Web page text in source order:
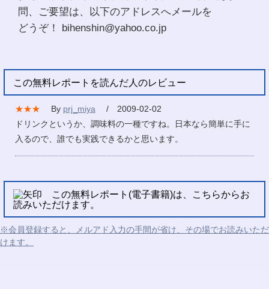
問、ご要望は、以下のアドレスへメールを
どうぞ！ bihenshin@yahoo.co.jp
この無料レポートを読んだ人のレビュー
★★★ By prj_miya
/ 2009-02-02
ドリンクというか、調味料の一種ですね。日本なら簡単に手に
入るので、誰でも実践できるかと思います。
この無料レポート(電子書籍)は、こちらからお
読みいただけます。
※会員登録すると、メルアド入力の手間が省け、その場でお読みいただ
けます。